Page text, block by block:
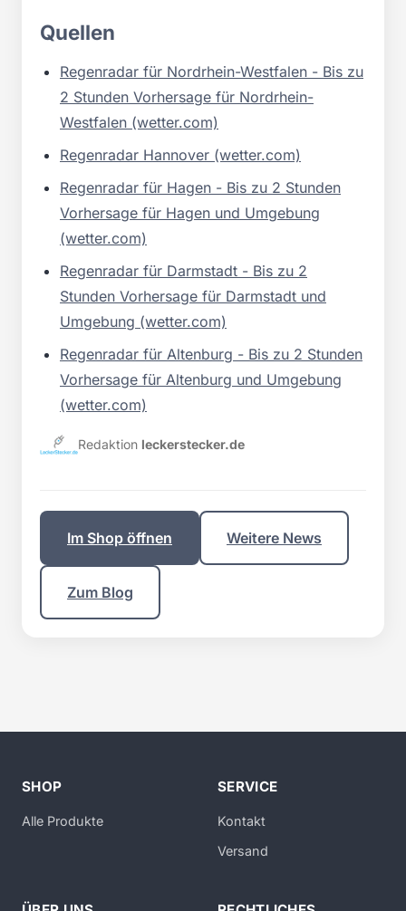
Quellen
Regenradar für Nordrhein-Westfalen - Bis zu
2 Stunden Vorhersage für Nordrhein-
Westfalen (wetter.com)
Regenradar Hannover (wetter.com)
Regenradar für Hagen - Bis zu 2 Stunden
Vorhersage für Hagen und Umgebung
(wetter.com)
Regenradar für Darmstadt - Bis zu 2
Stunden Vorhersage für Darmstadt und
Umgebung (wetter.com)
Regenradar für Altenburg - Bis zu 2 Stunden
Vorhersage für Altenburg und Umgebung
(wetter.com)
Redaktion leckerstecker.de
Im Shop öffnen Weitere News
Zum Blog
SHOP
Alle Produkte
SERVICE
Kontakt
Versand